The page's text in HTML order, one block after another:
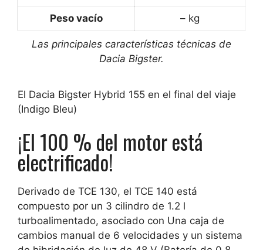
Las principales características técnicas de
Dacia Bigster.
Peso vacío – kg
El Dacia Bigster Hybrid 155 en el final del viaje
(Indigo Bleu)
¡El 100 % del motor está
electrificado!
Derivado de TCE 130, el TCE 140 está
compuesto por un 3 cilindro de 1.2 l
turboalimentado, asociado con Una caja de
cambios manual de 6 velocidades y un sistema